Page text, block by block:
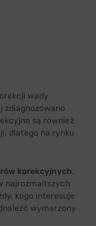
wady
zdiagnozowano
są również
dlatego na rynku
korekcyjnych,
najrozmaitszych
kogo interesuje
wymarzony